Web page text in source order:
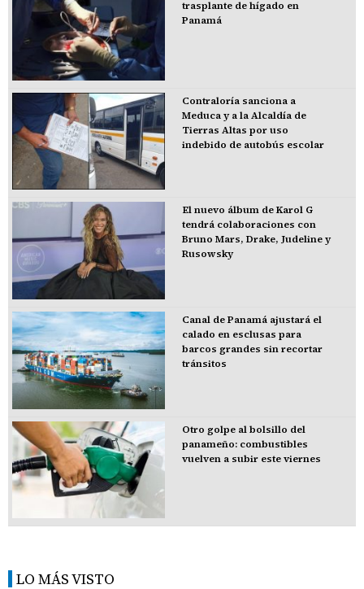
trasplante de hígado en
Panamá
Contraloría sanciona a
Meduca y a la Alcaldía de
Tierras Altas por uso
indebido de autobús escolar
El nuevo álbum de Karol G
tendrá colaboraciones con
Bruno Mars, Drake, Judeline y
Rusowsky
Canal de Panamá ajustará el
calado en esclusas para
barcos grandes sin recortar
tránsitos
Otro golpe al bolsillo del
panameño: combustibles
vuelven a subir este viernes
LO MÁS VISTO